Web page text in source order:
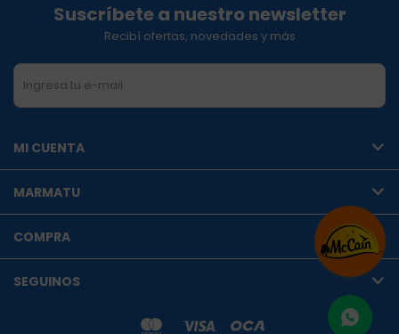
Suscríbete a nuestro newsletter
Recibí ofertas, novedades y más
MI CUENTA
MARMATU
COMPRA
SEGUINOS